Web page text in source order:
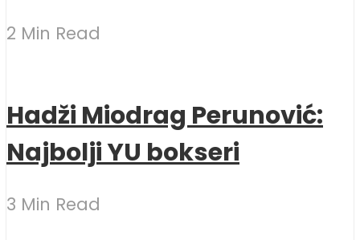
2 Min Read
Hadži Miodrag Perunović:
Najbolji YU bokseri
3 Min Read